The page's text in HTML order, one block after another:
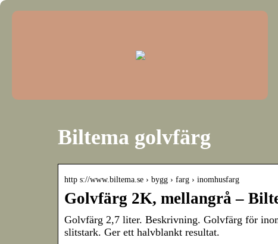
Biltema golvfärg
http s://www.biltema.se › bygg › farg › inomhusfarg
Golvfärg 2K, mellangrå –
Golvfärg 2,7 liter. Beskrivning. Golvfärg för
slitstark. Ger ett halvblankt resultat.